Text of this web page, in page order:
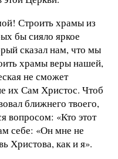
Строить храмы из
бы сияло яркое
сказал нам, что мы
храмы веры нашей,
не сможет
их Сам Христос. Чтоб
ближнего твоего,
вопросом: «Кто этот
себе: «Он мне не
Христова, как и я».